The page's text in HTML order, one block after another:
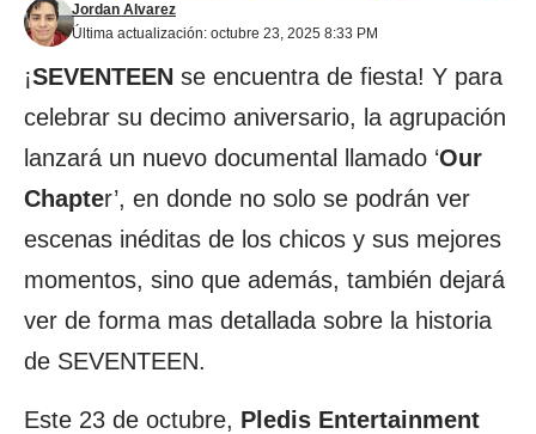
Última actualización: octubre 23, 2025 8:33 PM
Jordan Alvarez
¡SEVENTEEN se encuentra de fiesta! Y para
celebrar su decimo aniversario, la agrupación
lanzará un nuevo documental llamado ‘Our
Chapter’, en donde no solo se podrán ver
escenas inéditas de los chicos y sus mejores
momentos, sino que además, también dejará
ver de forma mas detallada sobre la historia
de SEVENTEEN.
Este 23 de octubre, Pledis Entertainment